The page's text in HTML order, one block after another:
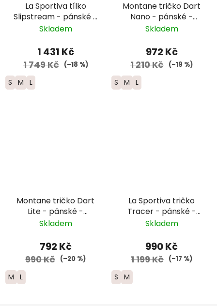
La Sportiva tílko
Slipstream - pánské -
bílá/černá
Skladem
1 431 Kč
1 749 Kč (–18 %)
S M L
Montane tričko Dart
Nano - pánské -
modrá
Skladem
972 Kč
1 210 Kč (–19 %)
S M L
Montane tričko Dart
Lite - pánské -
oranžová
Skladem
792 Kč
990 Kč (–20 %)
M L
La Sportiva tričko
Tracer - pánské -
tmavě modrá/žlutá
Skladem
990 Kč
1 199 Kč (–17 %)
S M